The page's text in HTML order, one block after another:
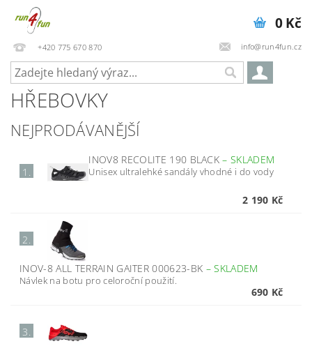
+420 775 670 870 info@run4fun.cz
0 Kč
HŘEBOVKY
NEJPRODÁVANĚJŠÍ
1.
INOV8 RECOLITE 190 BLACK–SKLADEM
Unisex ultralehké sandály vhodné i do vody
2 190 Kč
2.
INOV-8 ALL TERRAIN GAITER 000623-BK –SKLADEM
Návlek na botu pro celoroční použití.
690 Kč
3.